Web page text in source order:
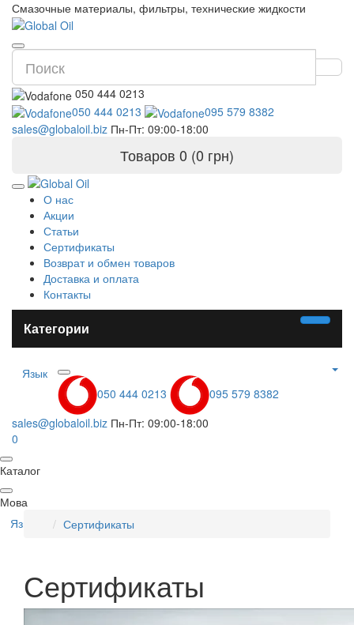
Смазочные материалы, фильтры, технические жидкости
050 444 0213
050 444 0213
095 579 8382
sales@globaloil.biz Пн-Пт: 09:00-18:00
Товаров 0 (0 грн)
О нас
Акции
Статьи
Сертификаты
Возврат и обмен товаров
Доставка и оплата
Контакты
Категории
Язык
050 444 0213
095 579 8382
sales@globaloil.biz Пн-Пт: 09:00-18:00
0
Каталог
Мова
Язык
Сертификаты
Сертификаты